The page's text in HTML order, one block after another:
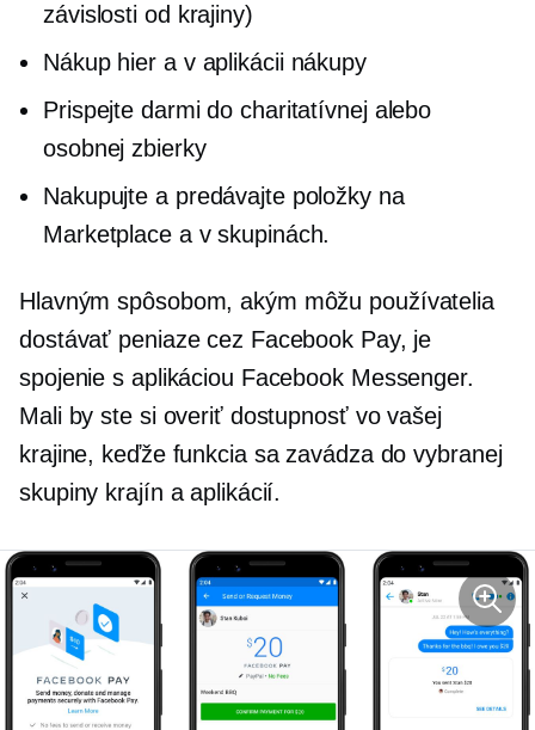
závislosti od krajiny)
Nákup hier a v aplikáciinákupy
Prispejte darmi do charitatívnej alebo
osobnej zbierky
Nakupujte a predávajte položky na
Marketplace a v skupinách.
Hlavným spôsobom, akým môžu používatelia
dostávať peniaze cez Facebook Pay, je
spojenie s aplikáciou Facebook Messenger.
Mali by ste si overiť dostupnosť vo vašej
krajine, keďže funkcia sa zavádza do vybranej
skupiny krajín a aplikácií.